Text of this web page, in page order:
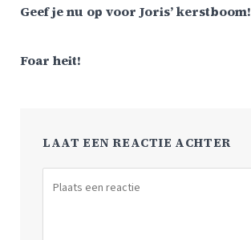
Geef je nu op voor Joris’ kerstboom!
Foar heit!
LAAT EEN REACTIE ACHTER